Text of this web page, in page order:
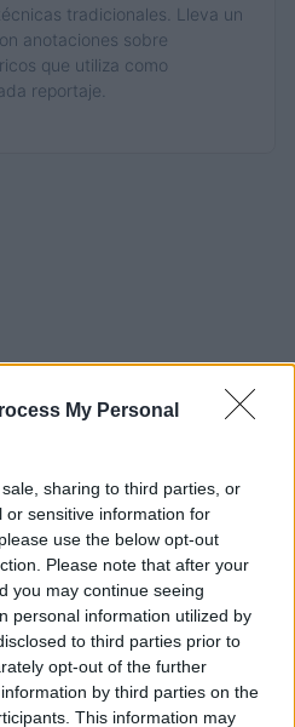
My Personal
sharing to third parties, or
or sensitive information for
use the below opt-out
Please note that after your
you may continue seeing
personal information utilized by
to third parties prior to
opt-out of the further
by third parties on the
This information may
tradicionales. Lleva un
anotaciones sobre
que utiliza como
reportaje.